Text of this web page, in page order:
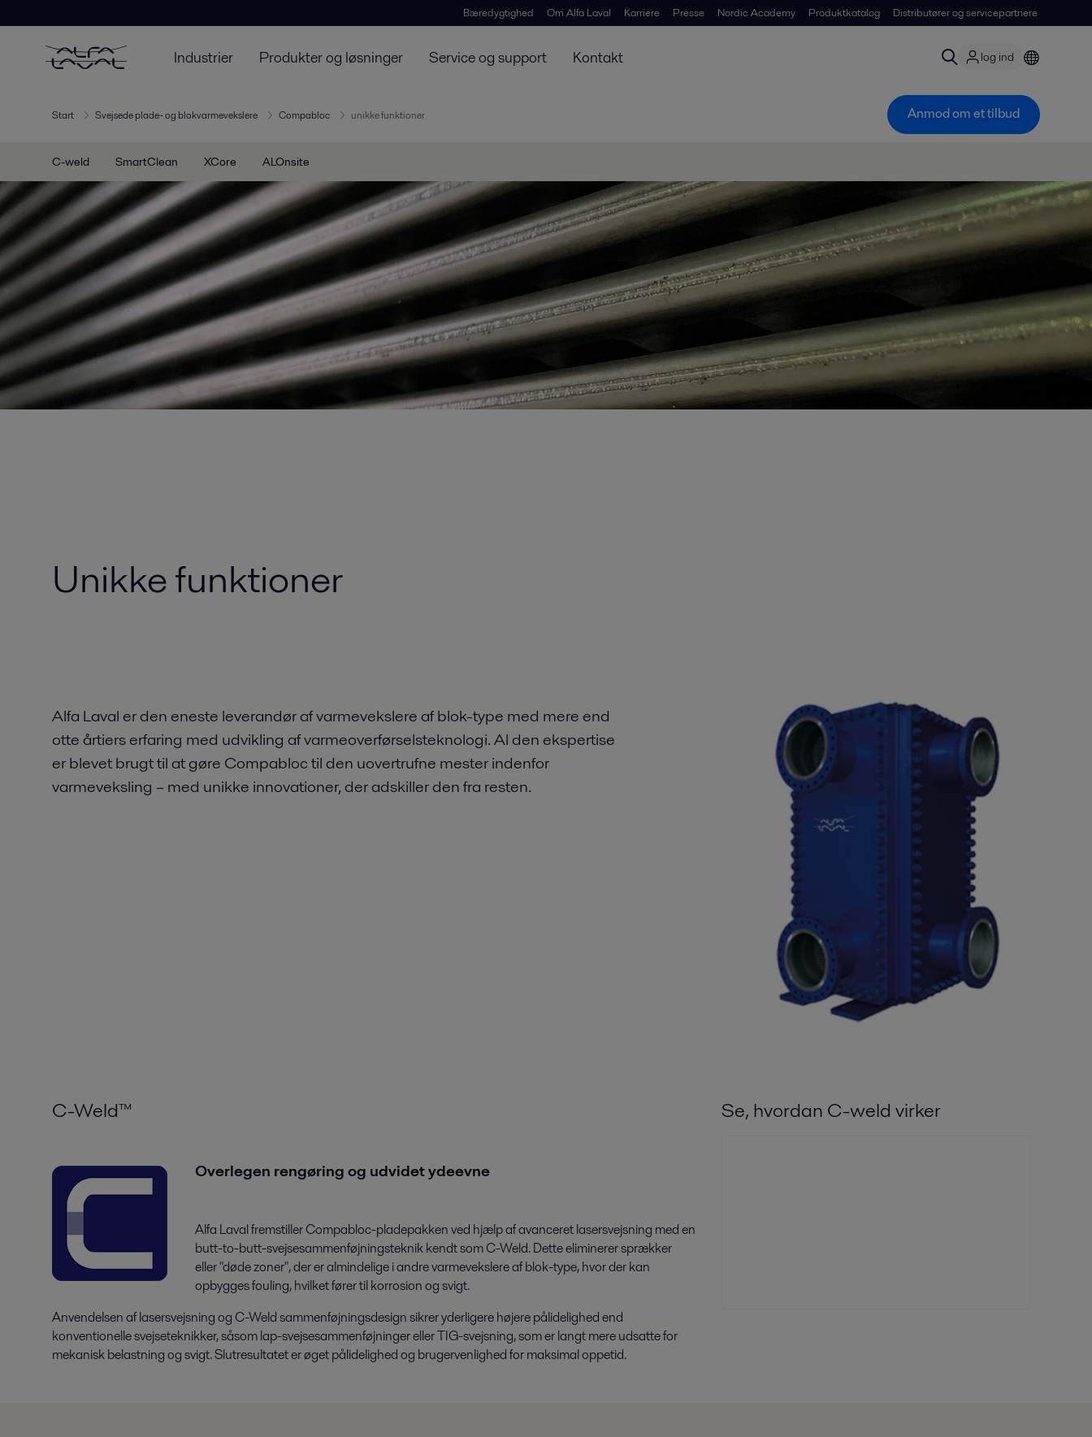
Bæredygtighed Om Alfa Laval Karriere Presse Nordic Academy Produktkatalog Distributører og servicepartnere
Industrier Produkter og løsninger Service og support Kontakt log ind
Start Svejsede plade- og blokvarmevekslere Compabloc unikke funktioner Anmod om et tilbud
C-weld SmartClean XCore ALOnsite
Unikke funktioner
Alfa Laval er den eneste leverandør af varmevekslere af blok-type med mere end
otte årtiers erfaring med udvikling af varmeoverførselsteknologi. Al den ekspertise
er blevet brugt til at gøre Compabloc til den uovertrufne mester indenfor
varmeveksling – med unikke innovationer, der adskiller den fra resten.
C-Weld™
Overlegen rengøring og udvidet ydeevne
Alfa Laval fremstiller Compabloc-pladepakken ved hjælp af avanceret lasersvejsning med en
butt-to-butt-svejsesammenføjningsteknik kendt som C-Weld. Dette eliminerer sprækker
eller "døde zoner", der er almindelige i andre varmevekslere af blok-type, hvor der kan
opbygges fouling, hvilket fører til korrosion og svigt.
Anvendelsen af lasersvejsning og C-Weld sammenføjningsdesign sikrer yderligere højere pålidelighed end
konventionelle svejseteknikker, såsom lap-svejsesammenføjninger eller TIG-svejsning, som er langt mere udsatte for
mekanisk belastning og svigt. Slutresultatet er øget pålidelighed og brugervenlighed for maksimal oppetid.
Se, hvordan C-weld virker